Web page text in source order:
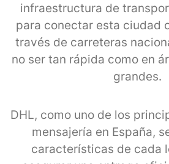
infraestructura de
para conectar esta ciudad
través de carreteras
no ser tan rápida como en
grandes.
DHL, como uno de los
mensajería en España,
características de cada